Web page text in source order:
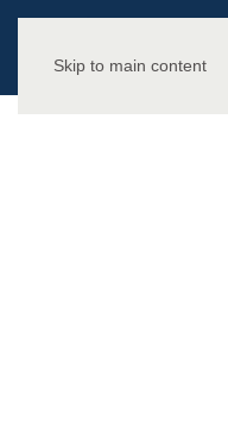
Skip to main content